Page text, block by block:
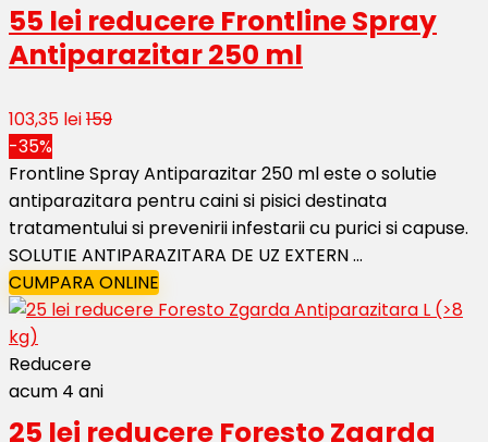
55 lei reducere Frontline Spray
Antiparazitar 250 ml
103,35 lei159
-35%
Frontline Spray Antiparazitar 250 ml este o solutie
antiparazitara pentru caini si pisici destinata
tratamentului si prevenirii infestarii cu purici si capuse.
SOLUTIE ANTIPARAZITARA DE UZ EXTERN ...
CUMPARA ONLINE
Reducere
acum 4 ani
25 lei reducere Foresto Zgarda